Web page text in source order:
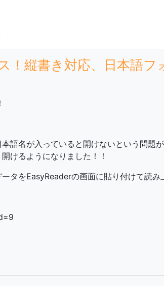
！縦書き対応、日本語フ
語名が入っていると開けないという問
けるようになりました！！
タをEasyReaderの画面に貼り付けて読み